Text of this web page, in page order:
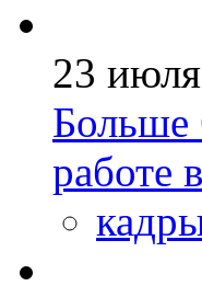
23
Больше
работе